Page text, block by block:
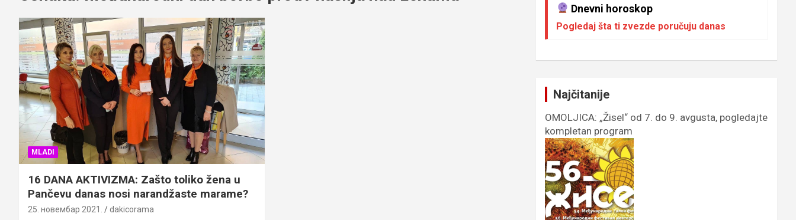
MLADI
16 DANA AKTIVIZMA: Zašto toliko žena u
Pančevu danas nosi narandžaste marame?
25. новембар 2021. dakicorama
Dnevni horoskop
Pogledaj šta ti zvezde poručuju danas
Najčitanije
OMOLJICA: „Žisel“ od 7. do 9. avgusta, pogledajte
kompletan program